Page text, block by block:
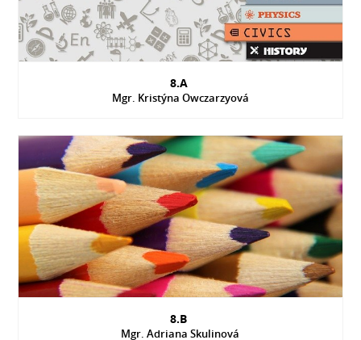
8.A
Mgr. Kristýna Owczarzyová
8.B
Mgr. Adriana Skulinová